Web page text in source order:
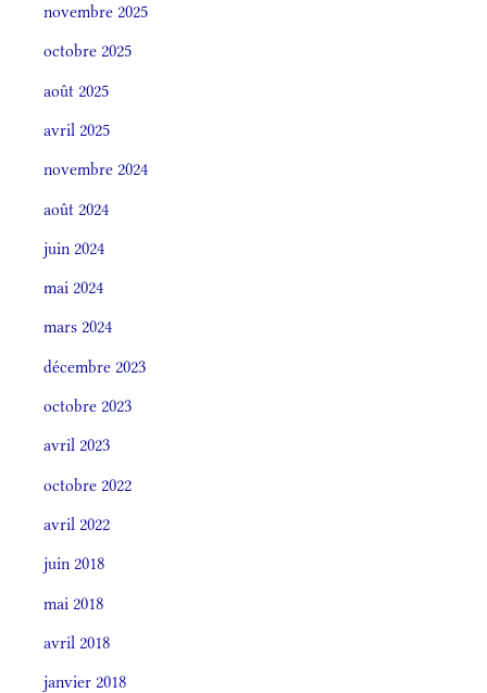
novembre 2025
octobre 2025
août 2025
avril 2025
novembre 2024
août 2024
juin 2024
mai 2024
mars 2024
décembre 2023
octobre 2023
avril 2023
octobre 2022
avril 2022
juin 2018
mai 2018
avril 2018
janvier 2018